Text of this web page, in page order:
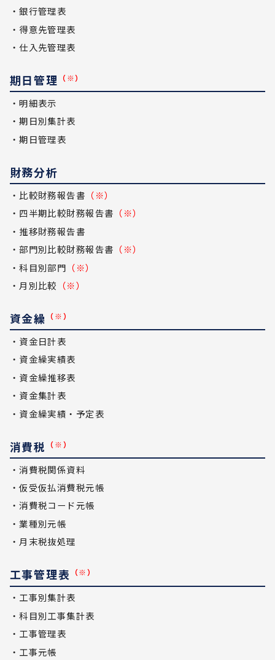
・銀行管理表
・得意先管理表
・仕入先管理表
期日管理 （※）
・明細表示
・期日別集計表
・期日管理表
財務分析
・比較財務報告書 （※）
・四半期比較財務報告書 （※）
・推移財務報告書
・部門別比較財務報告書 （※）
・科目別部門 （※）
・月別比較 （※）
資金繰 （※）
・資金日計表
・資金繰実績表
・資金繰推移表
・資金集計表
・資金繰実績・予定表
消費税 （※）
・消費税関係資料
・仮受仮払消費税元帳
・消費税コード元帳
・業種別元帳
・月末税抜処理
工事管理表 （※）
・工事別集計表
・科目別工事集計表
・工事管理表
・工事元帳